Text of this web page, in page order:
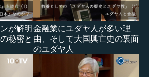
が解明
秘密と
金融業にユダヤ人が多い理
由、そして大国興亡史の裏面
のユダヤ人